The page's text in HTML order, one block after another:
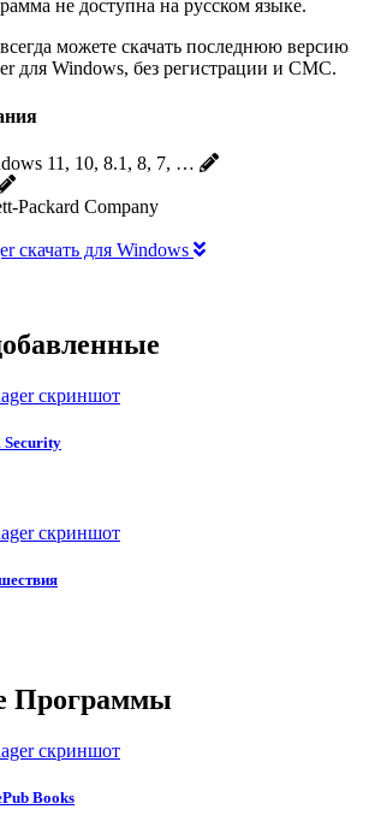
не доступна на русском языке.
можете скачать последнюю версию
для Windows, без регистрации и СМС.
11, 10, 8.1, 8, 7, …
Packard Company
скачать для Windows
Программы
Books